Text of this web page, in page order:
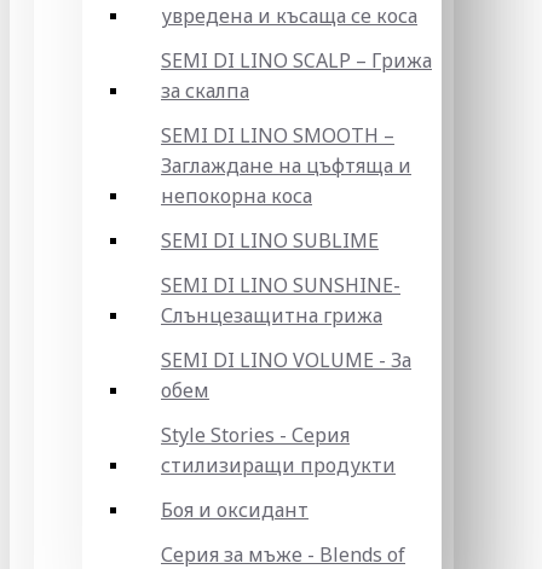
увредена и късаща се коса
SEMI DI LINO SCALP – Грижа
за скалпа
SEMI DI LINO SMOOTH –
Заглаждане на цъфтяща и
непокорна коса
SEMI DI LINO SUBLIME
SEMI DI LINO SUNSHINE-
Слънцезащитна грижа
SEMI DI LINO VOLUME - За
обем
Style Stories - Серия
стилизиращи продукти
Боя и оксидант
Серия за мъже - Blends of